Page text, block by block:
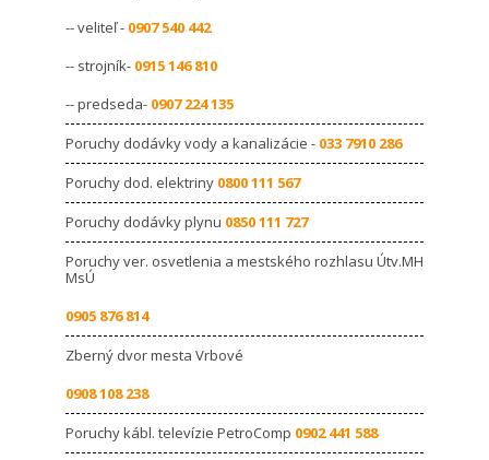
-- veliteľ - 0907 540 442
-- strojník- 0915 146 810
-- predseda- 0907 224 135
Poruchy dodávky vody a kanalizácie - 033 7910 286
Poruchy dod. elektriny 0800 111 567
Poruchy dodávky plynu 0850 111 727
Poruchy ver. osvetlenia a mestského rozhlasu Útv.MH
MsÚ
0905 876 814
Zberný dvor mesta Vrbové
0908 108 238
Poruchy kábl. televízie PetroComp 0902 441 588